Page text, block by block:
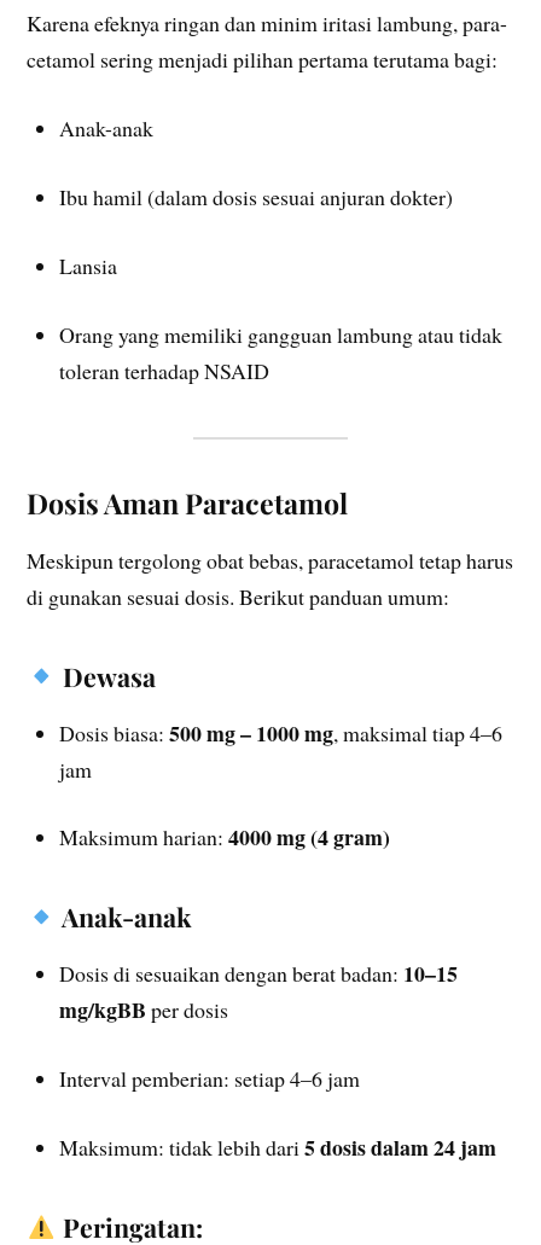
Karena efeknya ringan dan minim iritasi lambung, para-
cetamol sering menjadi pilihan pertama terutama bagi:
Anak-anak
Ibu hamil (dalam dosis sesuai anjuran dokter)
Lansia
Orang yang memiliki gangguan lambung atau tidak
toleran terhadap NSAID
Dosis Aman Paracetamol
Meskipun tergolong obat bebas, paracetamol tetap harus
di gunakan sesuai dosis. Berikut panduan umum:
Dewasa
Dosis biasa:500 mg – 1000 mg, maksimal tiap 4–6
jam
Maksimum harian:4000 mg (4 gram)
Anak-anak
Dosis di sesuaikan dengan berat badan: 10–15
mg/kgBB per dosis
Interval pemberian: setiap 4–6 jam
Maksimum: tidak lebih dari5 dosis dalam 24 jam
Peringatan: